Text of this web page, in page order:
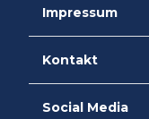
Kontakt
Social Media
Impressum